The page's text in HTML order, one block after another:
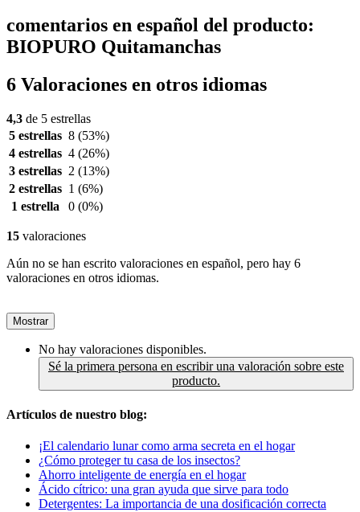
comentarios en español del producto:
BIOPURO Quitamanchas
6 Valoraciones en otros idiomas
4,3 de 5 estrellas
5 estrellas 8 (53%)
4 estrellas 4 (26%)
3 estrellas 2 (13%)
2 estrellas 1 (6%)
1 estrella
0 (0%)
15 valoraciones
Aún no se han escrito valoraciones en español, pero hay 6
valoraciones en otros idiomas.
Mostrar
No hay valoraciones disponibles.
Sé la primera persona en escribir una valoración sobre este
producto.
Artículos de nuestro blog:
¡El calendario lunar como arma secreta en el hogar
¿Cómo proteger tu casa de los insectos?
Ahorro inteligente de energía en el hogar
Ácido cítrico: una gran ayuda que sirve para todo
Detergentes: La importancia de una dosificación correcta